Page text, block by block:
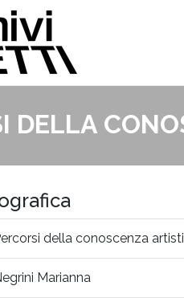
DELLA
della conoscenza
Marianna